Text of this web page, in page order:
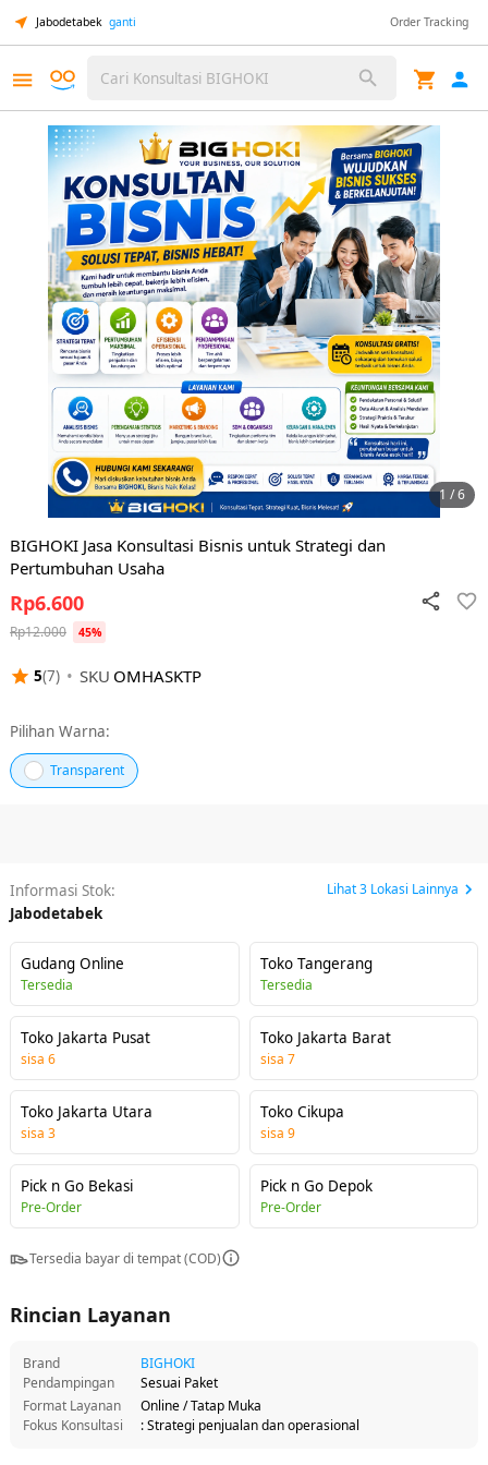
Jabodetabek ganti Order Tracking
Cari Konsultasi BIGHOKI
1 / 6
BIGHOKI Jasa Konsultasi Bisnis untuk Strategi dan
Pertumbuhan Usaha
5(7) • SKU OMHASKTP
Rp6.600
Rp12.000 45%
Pilihan Warna:
Transparent
Informasi Stok:
Jabodetabek
Lihat3 Lokasi Lainnya
Gudang Online
Tersedia
Toko Tangerang
Tersedia
Toko Jakarta Pusat
sisa 6
Toko Jakarta Barat
sisa 7
Toko Jakarta Utara
sisa 3
Toko Cikupa
sisa 9
Pick n Go Bekasi
Pre-Order
Pick n Go Depok
Pre-Order
Tersedia bayar di tempat (COD)
Rincian Layanan
Brand
BIGHOKI
Pendampingan
Sesuai Paket
Format Layanan
Online / Tatap Muka
Fokus Konsultasi
: Strategi penjualan dan operasional